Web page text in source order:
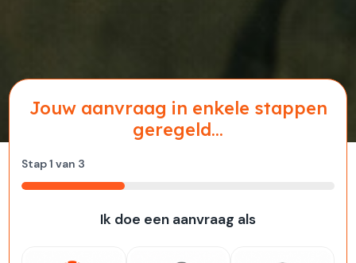
Jouw aanvraag in enkele stappen
geregeld...
Stap1 van 3
33%
Ik doe een aanvraag als